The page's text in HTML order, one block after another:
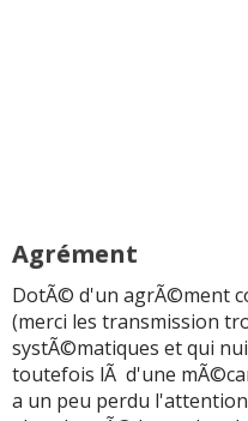
Agrément
DotÃ© d'un agrÃ©ment
(merci les transmission
systÃ©matiques et qui
toutefois lÃ d'une
a un peu perdu